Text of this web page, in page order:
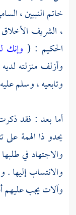
خاتم النبيين ،
، الشريف الأخلاق
الحكيم : ( وإنك
وأزلف منزلته
وتابعيه ، وسلم
أما بعد : فقد
يحدو ذا الهمة
والاجتهاد في
والانتساب إليها
وآلات يجب عليهم